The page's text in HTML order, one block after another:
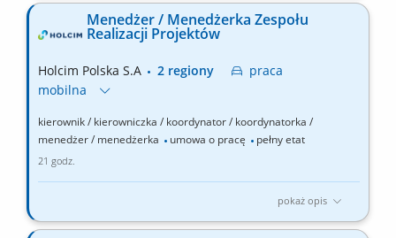
projektów inwestycyjnych w fazie budowy i wykonawstwa;
Koordynowanie prac na placach budowy oraz nadzór nad
generalnymi wykonawcami, dostawcami technologii i
terminowej realizacji...
Menedżer / Menedżerka Zespołu
Realizacji Projektów
Holcim Polska S.A
praca
mobilna
kierownik / kierowniczka / koordynator / koordynatorka /
menedżer / menedżerka
umowa o pracę pełny etat
21 godz.
pokaż opis
Zakres obowiązków: Zarządzanie realizacją strategicznych